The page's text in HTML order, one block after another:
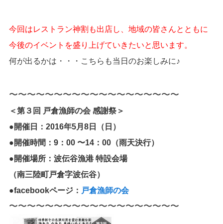
今回はレストラン神割も出店し、地域の皆さんとともに
今後のイベントを盛り上げていきたいと思います。
何が出るかは・・・こちらも当日のお楽しみに♪
〜〜〜〜〜〜〜〜〜〜〜〜〜〜〜〜〜〜〜
＜第３回 戸倉漁師の会 感謝祭＞
●開催日：2016年5月8日（日）
●開催時間：9：00 〜14：00（雨天決行）
●開催場所：波伝谷漁港 特設会場
（南三陸町戸倉字波伝谷）
●facebookページ： 戸倉漁師の会
〜〜〜〜〜〜〜〜〜〜〜〜〜〜〜〜〜〜〜